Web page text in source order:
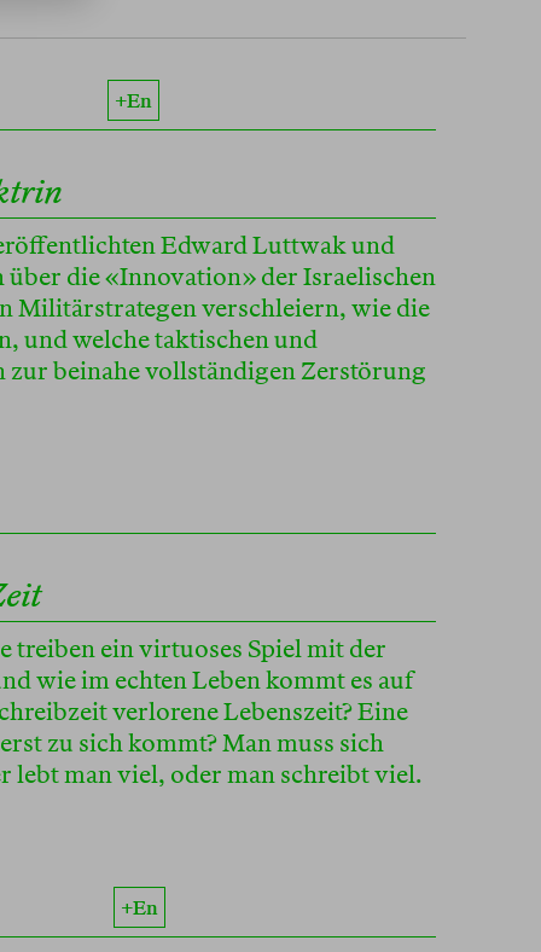
+en
Edward Luttwak und
über die «Innovation» der Israelischen
Militärstrategen verschleiern, wie die
und welche taktischen und
beinahe vollständigen Zerstörung
treiben ein virtuoses Spiel mit der
wie im echten Leben kommt es auf
verlorene Lebenszeit? Eine
zu sich kommt? Man muss sich
lebt man viel, oder man schreibt viel.
+en